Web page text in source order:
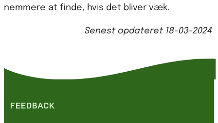
nemmere at finde, hvis det bliver væk.
Senest opdateret 18-03-2024
FEEDBACK